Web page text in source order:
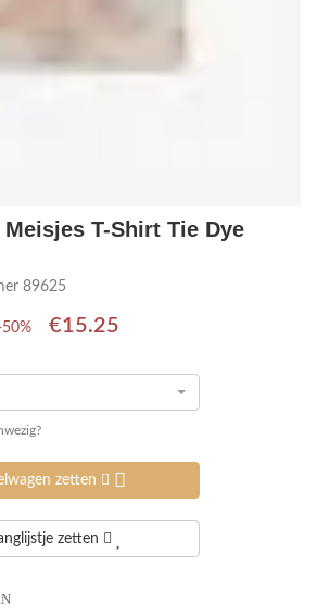
T-Shirt Tie Dye
89625
50% €15.25
zetten
zetten